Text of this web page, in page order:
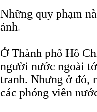
Những quy phạm
ảnh.
Ở Thành phố Hồ
người nước ngoài
tranh. Nhưng ở đó,
các phóng viên